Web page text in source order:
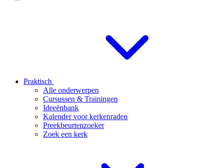
Praktisch
Alle onderwerpen
Cursussen & Trainingen
Ideeënbank
Kalender voor kerkenraden
Preekbeurtenzoeker
Zoek een kerk